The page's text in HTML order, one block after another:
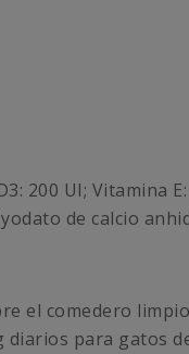
200 UI; Vitamina
de calcio
el comedero
para gatos